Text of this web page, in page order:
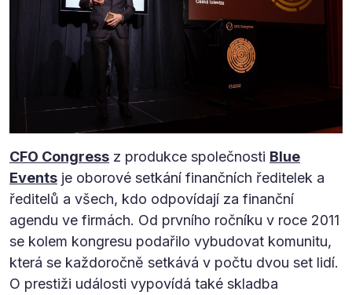
CFO Congress z produkce společnosti Blue
Events je oborové setkání finančních ředitelek a
ředitelů a všech, kdo odpovídají za finanční
agendu ve firmách. Od prvního ročníku v roce 2011
se kolem kongresu podařilo vybudovat komunitu,
která se každoročně setkává v počtu dvou set lidí.
O prestiži události vypovídá také skladba